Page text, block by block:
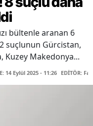
bültenle aranan 6
suçlunun Gürcistan,
Kuzey Makedonya...
14 Eylül 2025 - 11:26 EDİTÖR: